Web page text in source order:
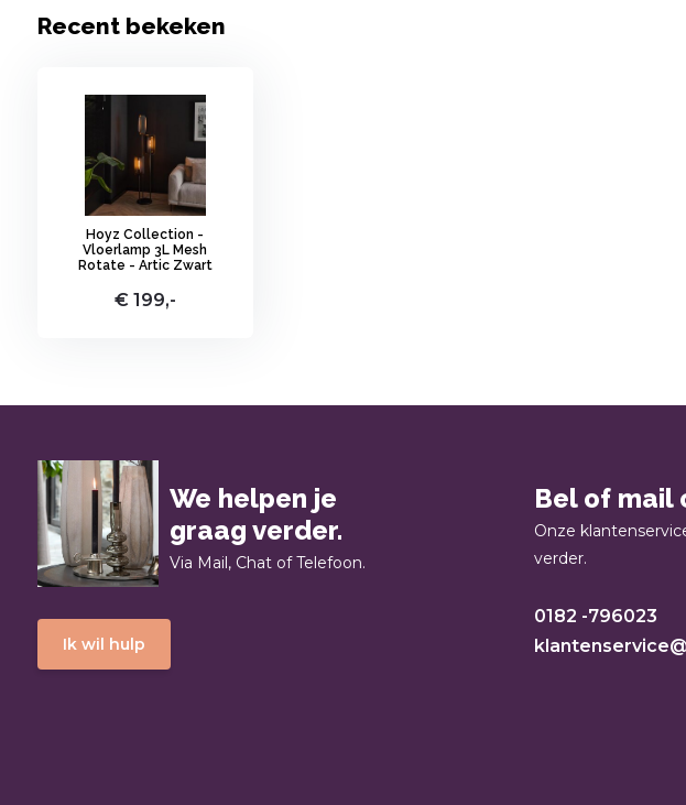
Recent bekeken
Hoyz Collection -
Vloerlamp 3L Mesh
Rotate - Artic Zwart
€ 199,-
We helpen je
graag verder.
Via Mail, Chat of Telefoon.
Ik wil hulp
Bel of mail
Onze
verder.
0182 -796023